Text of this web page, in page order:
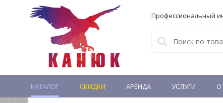
Профессиональный
КАТАЛОГ СКИДКИ АРЕНДА УСЛУГИ О